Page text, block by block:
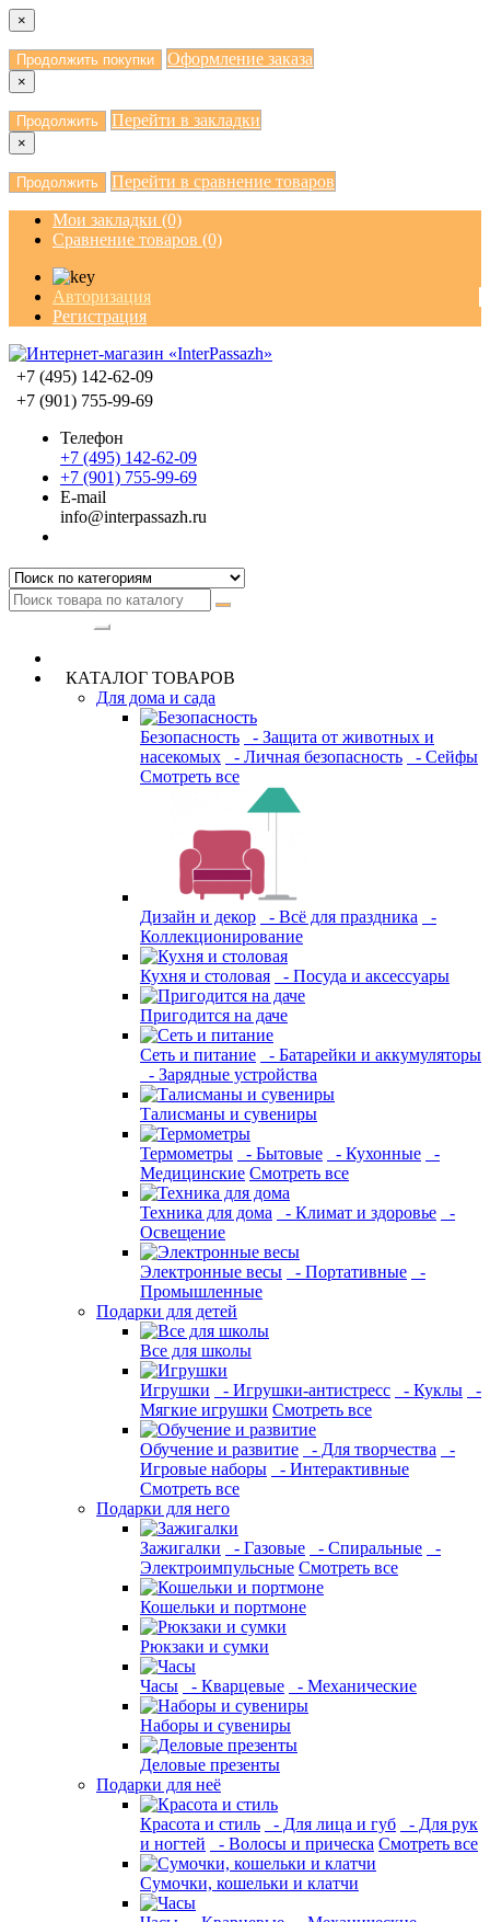
×
Продолжить покупки Оформление заказа
×
Продолжить Перейти в закладки
×
Продолжить Перейти в сравнение товаров
Мои закладки (0)
Сравнение товаров (0)
Авторизация
Регистрация
+7 (495) 142-62-09
+7 (901) 755-99-69
Телефон
+7 (495) 142-62-09
+7 (901) 755-99-69
E-mail
info@interpassazh.ru
КАТАЛОГ ТОВАРОВ
Для дома и сада
Безопасность
- Защита от животных и
насекомых
- Личная безопасность
- Сейфы
Смотреть все
Дизайн и декор - Всё для праздника
-
Коллекционирование
Кухня и столовая - Посуда и аксессуары
Пригодится на даче
Сеть и питание
- Батарейки и аккумуляторы
- Зарядные устройства
Талисманы и сувениры
Термометры - Бытовые - Кухонные
-
Медицинские Смотреть все
Техника для дома - Климат и здоровье
-
Освещение
Электронные весы - Портативные
-
Промышленные
Подарки для детей
Все для школы
Игрушки - Игрушки-антистресс - Куклы
-
Мягкие игрушки Смотреть все
Обучение и развитие - Для творчества
-
Игровые наборы
- Интерактивные
Смотреть все
Подарки для него
Зажигалки - Газовые - Спиральные
-
Электроимпульсные Смотреть все
Кошельки и портмоне
Рюкзаки и сумки
Часы - Кварцевые - Механические
Наборы и сувениры
Деловые презенты
Подарки для неё
Красота и стиль - Для лица и губ
- Для рук
и ногтей
- Волосы и прическа Смотреть все
Сумочки, кошельки и клатчи